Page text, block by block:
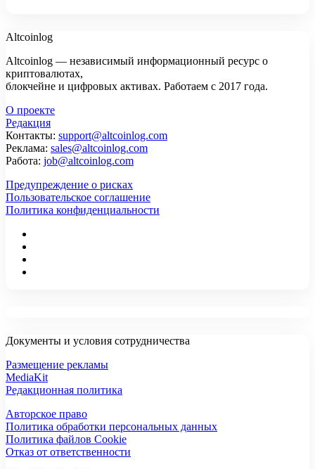
Altcoinlog
Altcoinlog — независимый информационный ресурс о
криптовалютах,
блокчейне и цифровых активах. Работаем с 2017 года.
О проекте
Редакция
Контакты: support@altcoinlog.com
Реклама: sales@altcoinlog.com
Работа: job@altcoinlog.com
Предупреждение о рисках
Пользовательское соглашение
Политика конфиденциальности
Документы и условия сотрудничества
Размещение рекламы
MediaKit
Редакционная политика
Авторское право
Политика обработки персональных данных
Политика файлов Cookie
Отказ от ответственности